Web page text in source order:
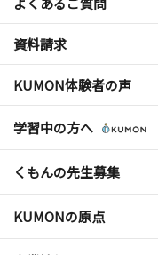
資料請求
KUMON体験者の声
学習中の方へ
くもんの先生募集
KUMONの原点